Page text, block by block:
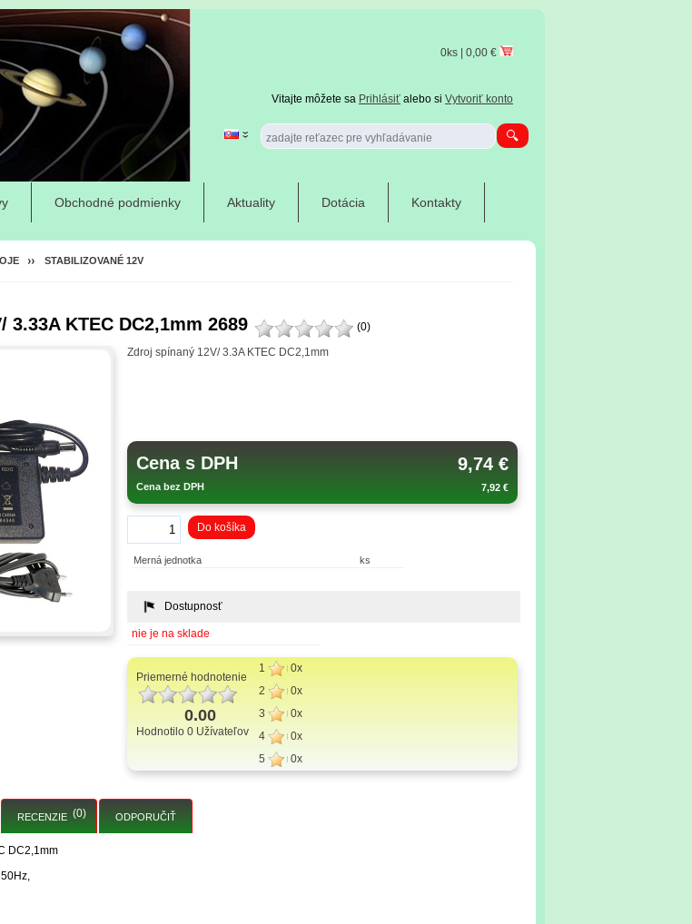
0ks | 0,00 €
Vitajte môžete sa Prihlásiť alebo si Vytvoriť konto
Obchodné podmienky Aktuality Dotácia Kontakty
STABILIZOVANÉ 12V
3.33A KTEC DC2,1mm 2689
(0)
Zdroj spínaný 12V/ 3.3A KTEC DC2,1mm
Cena s DPH 9,74 €
Cena bez DPH 7,92 €
Do košíka
Merná jednotka ks
Dostupnosť
nie je na sklade
Priemerné hodnotenie
0.00
Hodnotilo 0 Užívateľov
1
0x
2
0x
3
0x
4
0x
5
0x
RECENZIE (0) ODPORUČIŤ
DC2,1mm